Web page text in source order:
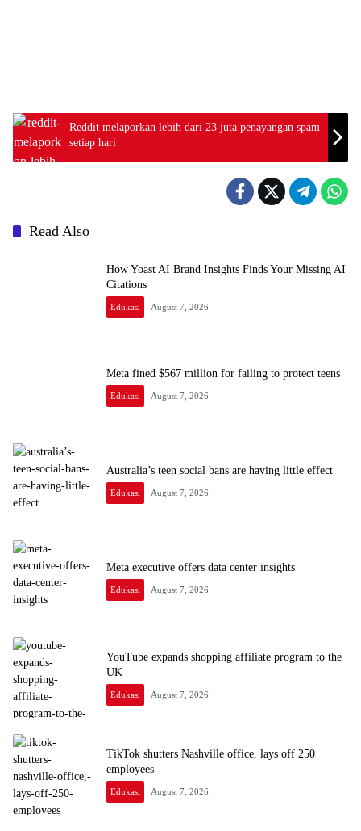
Reddit melaporkan lebih dari 23 juta penayangan spam
setiap hari
Read Also
How Yoast AI Brand Insights Finds Your Missing AI
Citations
Edukasi August 7, 2026
Meta fined $567 million for failing to protect teens
Edukasi August 7, 2026
Australia’s teen social bans are having little effect
Edukasi August 7, 2026
Meta executive offers data center insights
Edukasi August 7, 2026
YouTube expands shopping affiliate program to the
UK
Edukasi August 7, 2026
TikTok shutters Nashville office, lays off 250
employees
Edukasi August 7, 2026